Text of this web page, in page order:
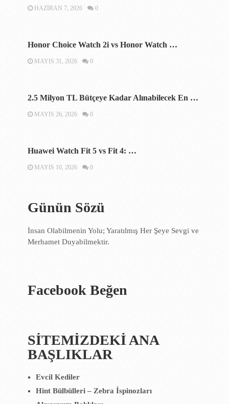
HAZIRAN 7, 2026 0
Honor Choice Watch 2i vs Honor Watch …
MAYIS 31, 2026 0
2.5 Milyon TL Bütçeye Kadar Alınabilecek En …
MAYIS 26, 2026 0
Huawei Watch Fit 5 vs Fit 4: …
MAYIS 10, 2026 0
Günün Sözü
İnsan Olabilmenin Yolu; Yaratılmış Her Şeye Sevgi ve
Merhamet Duyabilmektir.
Facebook Beğen
SİTEMİZDEKİ ANA
BAŞLIKLAR
Evcil Kediler
Hint Bülbülleri – Zebra İspinozları